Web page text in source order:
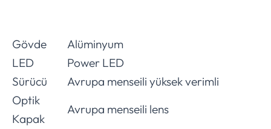
Gövde
Alüminyum
LED
Power LED
Sürücü
Avrupa menseili yüksek verimli
Optik
Kapak
Avrupa menseili lens